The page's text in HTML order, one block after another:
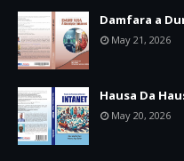
Damfara a
May 21, 2026
Hausa Da
May 20, 2026